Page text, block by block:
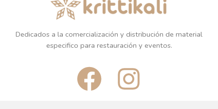
Dedicados a la comercialización y distribución de material
especifico para restauración y eventos.
F
a
I
n